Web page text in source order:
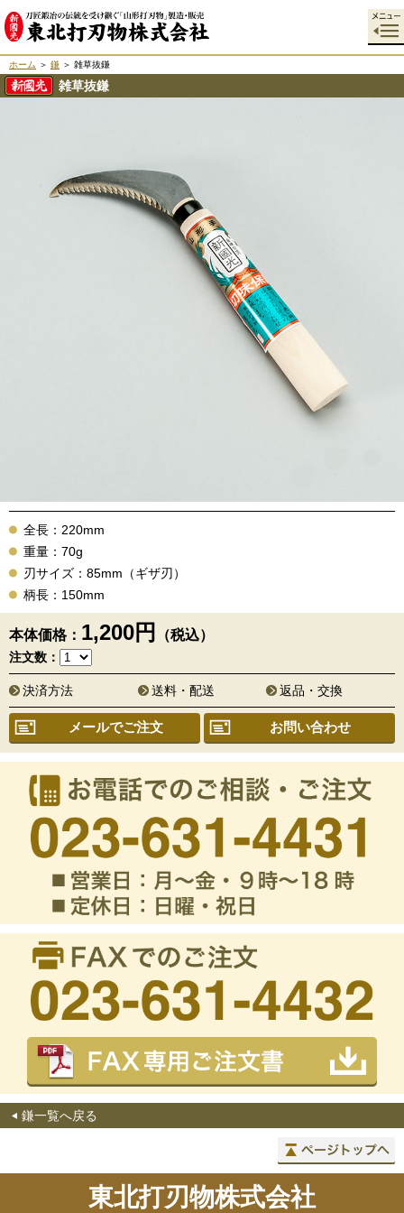
ホーム ＞ 鎌 ＞ 雑草抜鎌
雑草抜鎌
全長：220mm
重量：70g
刃サイズ：85mm（ギザ刃）
柄長：150mm
本体価格： 1,200円 （税込）
注文数：
決済方法 送料・配送 返品・交換
メールでご注文 お問い合わせ
鎌一覧へ戻る
東北打刃物株式会社